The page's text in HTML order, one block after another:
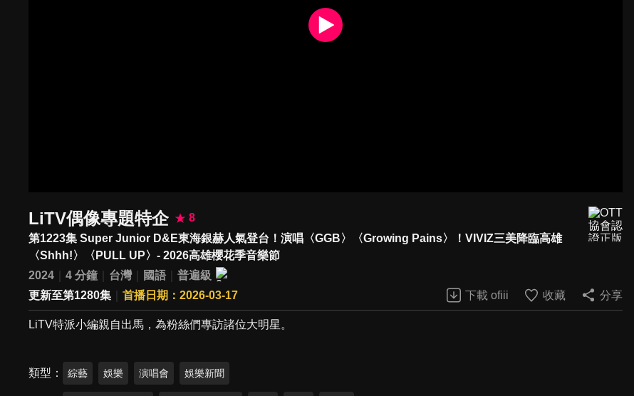
LiTV偶像專題特企
8
第1223集 Super Junior D&E東海銀赫人氣登台！演唱〈GGB〉〈Growing Pains〉！VIVIZ三美降臨高雄
〈Shhh!〉〈PULL UP〉- 2026高雄櫻花季音樂節
2024
4 分鐘 台灣 國語
普遍級
更新至第1280集
首播日期：2026-03-17 下載 ofiii 收藏 分享
LiTV特派小編親自出馬，為粉絲們專訪諸位大明星。
類型 綜藝 娛樂 演唱會 娛樂新聞